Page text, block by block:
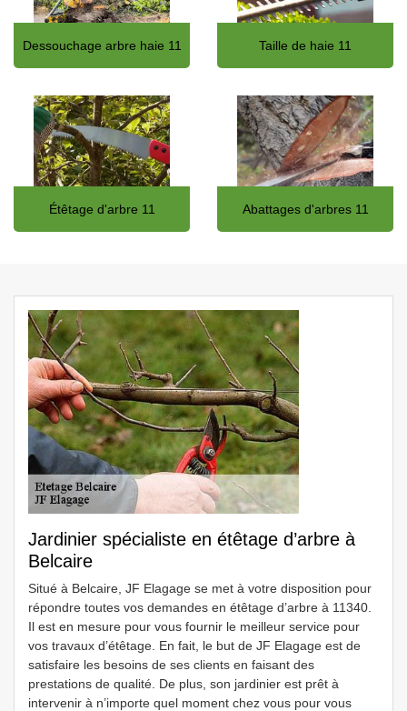
Dessouchage arbre haie 11 Taille de haie 11
Étêtage d'arbre 11 Abattages d'arbres 11
Jardinier spécialiste en étêtage d’arbre à
Belcaire
Situé à Belcaire, JF Elagage se met à votre disposition pour
répondre toutes vos demandes en étêtage d’arbre à 11340.
Il est en mesure pour vous fournir le meilleur service pour
vos travaux d’étêtage. En fait, le but de JF Elagage est de
satisfaire les besoins de ses clients en faisant des
prestations de qualité. De plus, son jardinier est prêt à
intervenir à n’importe quel moment chez vous pour vous